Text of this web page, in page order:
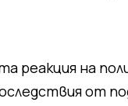
реакция на
от